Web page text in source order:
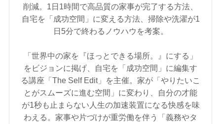
削減。1日1時間で高品質の家事が完了する方法、
自宅を「成功空間」に変える方法、掃除や洗濯が1
日5分で終わるノウハウを考案。
「世界中の家を『ほっとできる場所。』にする」
をビジョンに掲げ、自宅を「成功空間」に編集す
る講座「The Self Edit」を主催。家が「やりたいこ
とがスムーズに進む空間」に変わり、自分の才能
が1秒も止まらない人生の加速装置になる快感を味
わえる。家事や片づけが重労働を伴う「義務やタ